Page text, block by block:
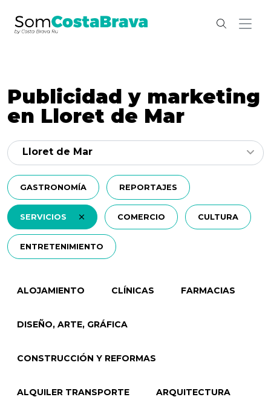
Publicidad y marketing
en Lloret de Mar
GASTRONOMÍA REPORTAJES
SERVICIOS COMERCIO CULTURA
ENTRETENIMIENTO
Lloret de Mar
ALOJAMIENTO CLÍNICAS FARMACIAS
DISEÑO, ARTE, GRÁFICA
CONSTRUCCIÓN Y REFORMAS
ALQUILER TRANSPORTE ARQUITECTURA